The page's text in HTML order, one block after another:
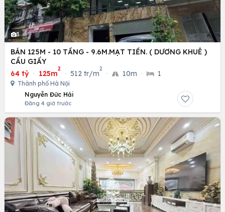
3
BÁN 125M - 10 TẦNG - 9.6M.MẠT TIỀN. ( DƯƠNG KHUÊ )
CẦU GIẤY
64 tỷ · 125m
2
· 512 tr/m
2
· 10m · 1
Thành phố Hà Nội
Nguyễn Đức Hải
Đăng 4 giờ trước